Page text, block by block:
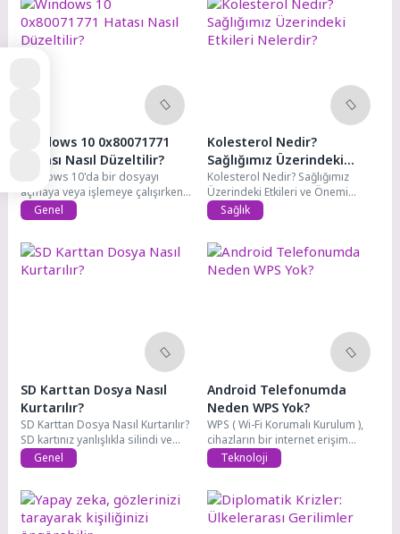
Windows 10 0x80071771
Hatası Nasıl Düzeltilir?
Windows 10'da bir dosyayı
açmaya veya işlemeye çalışırken
0x80071771 hatası...
Genel
Kolesterol Nedir?
Sağlığımız Üzerindeki
Etkileri Nelerdir?
Kolesterol Nedir? Sağlığımız
Üzerindeki Etkileri ve Önemi
Kolesterol, vücudumuzda
bulunan...
Sağlık
SD Karttan Dosya Nasıl
Kurtarılır?
SD Karttan Dosya Nasıl Kurtarılır?
SD kartınız yanlışlıkla silindi ve...
Genel
Android Telefonumda
Neden WPS Yok?
WPS ( Wi-Fi Korumalı Kurulum ),
cihazların bir internet erişim...
Teknoloji